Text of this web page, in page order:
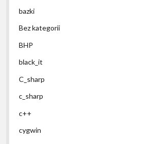
bazki
Bez kategorii
BHP
black_it
C_sharp
c_sharp
c++
cygwin